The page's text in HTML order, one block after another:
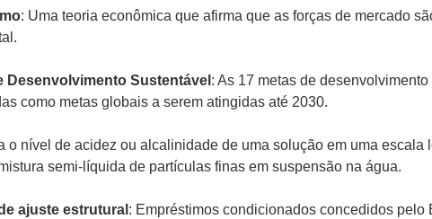
: Uma teoria econômica que afirma que as forças de mercado
Desenvolvimento Sustentável : As 17 metas de
como metas globais a serem atingidas até 2030.
o nível de acidez ou alcalinidade de uma solução em uma escala
semi-líquida de partículas finas em suspensão na água.
ajuste estrutural : Empréstimos condicionados concedidos